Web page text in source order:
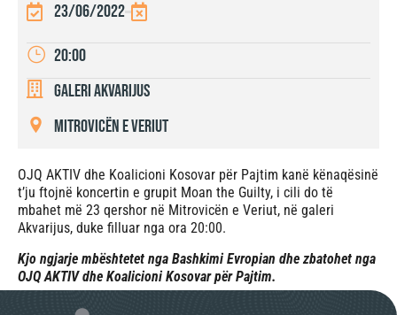
23/06/2022
20:00
Galeri Akvarijus
Mitrovicën e Veriut
OJQ AKTIV dhe Koalicioni Kosovar për Pajtim kanë kënaqësinë
t’ju ftojnë koncertin e grupit Moan the Guilty, i cili do të
mbahet më 23 qershor në Mitrovicën e Veriut, në galeri
Akvarijus, duke filluar nga ora 20:00.
Kjo ngjarje mbështetet nga Bashkimi Evropian dhe zbatohet nga
OJQ AKTIV dhe Koalicioni Kosovar për Pajtim.